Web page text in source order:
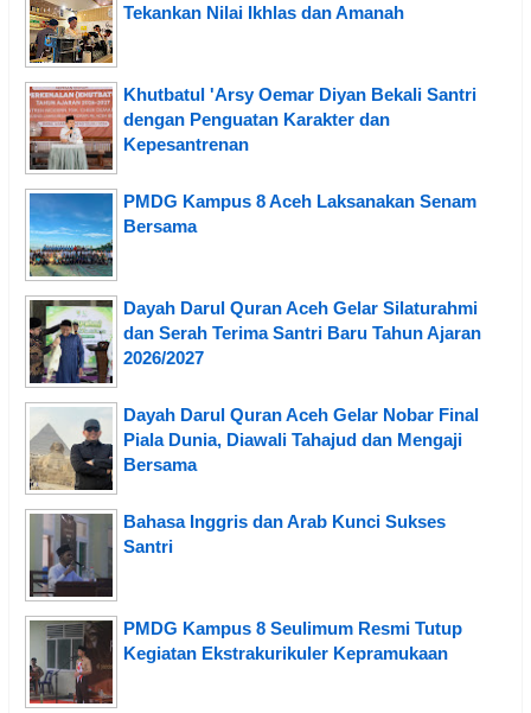
Tekankan Nilai Ikhlas dan Amanah
Khutbatul 'Arsy Oemar Diyan Bekali Santri
dengan Penguatan Karakter dan
Kepesantrenan
PMDG Kampus 8 Aceh Laksanakan Senam
Bersama
Dayah Darul Quran Aceh Gelar Silaturahmi
dan Serah Terima Santri Baru Tahun Ajaran
2026/2027
Dayah Darul Quran Aceh Gelar Nobar Final
Piala Dunia, Diawali Tahajud dan Mengaji
Bersama
Bahasa Inggris dan Arab Kunci Sukses
Santri
PMDG Kampus 8 Seulimum Resmi Tutup
Kegiatan Ekstrakurikuler Kepramukaan